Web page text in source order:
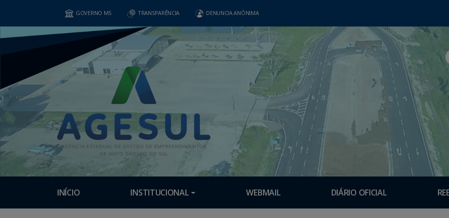
GOVERNO MS TRANSPARÊNCIA DENUNCIA ANÔNIMA
INÍCIO INSTITUCIONAL WEBMAIL DIÁRIO OFICIAL